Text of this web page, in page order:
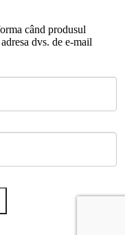
când produsul
dvs. de e-mail